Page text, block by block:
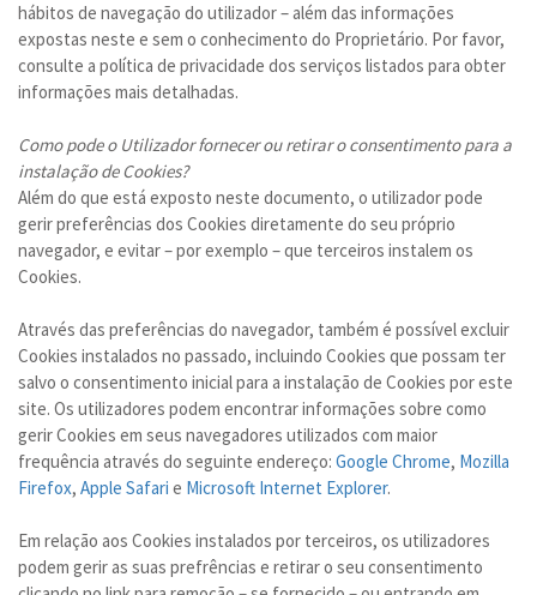
hábitos de navegação do utilizador – além das informações
expostas neste e sem o conhecimento do Proprietário. Por favor,
consulte a política de privacidade dos serviços listados para obter
informações mais detalhadas.
Como pode o Utilizador fornecer ou retirar o consentimento para a
instalação de Cookies?
Além do que está exposto neste documento, o utilizador pode
gerir preferências dos Cookies diretamente do seu próprio
navegador, e evitar – por exemplo – que terceiros instalem os
Cookies.
Através das preferências do navegador, também é possível excluir
Cookies instalados no passado, incluindo Cookies que possam ter
salvo o consentimento inicial para a instalação de Cookies por este
site. Os utilizadores podem encontrar informações sobre como
gerir Cookies em seus navegadores utilizados com maior
frequência através do seguinte endereço: Google Chrome, Mozilla
Firefox, Apple Safari e Microsoft Internet Explorer.
Em relação aos Cookies instalados por terceiros, os utilizadores
podem gerir as suas prefrências e retirar o seu consentimento